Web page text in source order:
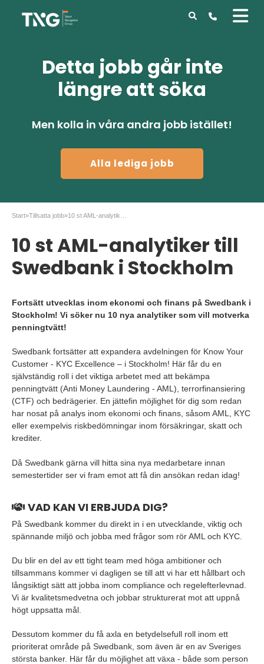
Detta jobb går inte
längre att söka
Men kolla in våra andra jobb istället!
Alla lediga jobb
Start»Tillsatta jobb»
10 st AML-analytiker till
Swedbank i Stockholm
Fortsätt utvecklas inom ekonomi och finans på Swedbank i
Stockholm! Vi söker nu 10 nya analytiker som vill motverka
penningtvätt!
Swedbank fortsätter att expandera avdelningen för Know Your
Customer - KYC Excellence – i Stockholm! Här får du en
självständig roll i det viktiga arbetet med att bekämpa
penningtvätt (Anti Money Laundering - AML), terrorfinansiering
(CTF) och bedrägerier. En jättefin möjlighet för dig som redan
har nosat på analys inom ekonomi och finans, såsom AML, KYC
eller exempelvis riskbedömningar inom försäkringar, skatt och
krediter.
Då Swedbank gärna vill hitta sina nya medarbetare innan
semestertider ser vi fram emot att få din ansökan redan idag!
VAD KAN VI ERBJUDA DIG?
På Swedbank kommer du direkt in i en utvecklande, viktig och
spännande miljö och jobba med frågor som rör AML och KYC.
Du blir en del av ett tight team med höga ambitioner och
tillsammans kommer vi dagligen se till att vi har ett hållbart och
långsiktigt sätt att jobba inom compliance och regelefterlevnad.
Vi är kvalitetsmedvetna och jobbar strukturerat mot att uppnå
högt uppsatta mål.
Dessutom kommer du få axla en betydelsefull roll inom ett
prioriterat område på Swedbank, som även är en av Sveriges
största banker. Här får du möjlighet att växa - både som person